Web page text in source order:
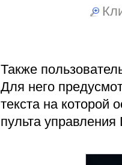
Также
Для него
текста на которой
пульта управления